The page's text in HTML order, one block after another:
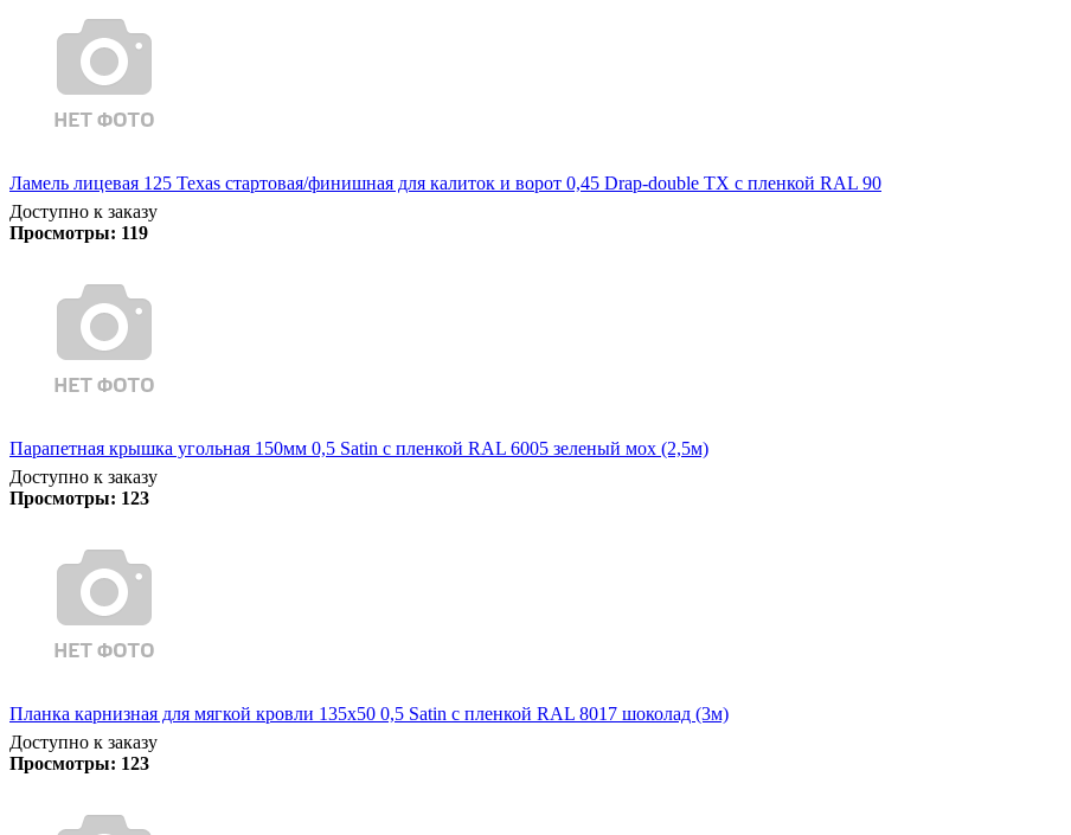
Ламель лицевая 125 Texas стартовая/финишная для калиток и ворот 0,45 Drap-double TX с пленкой RAL 90
Доступно к заказу
Просмотры: 119
Парапетная крышка угольная 150мм 0,5 Satin с пленкой RAL 6005 зеленый мох (2,5м)
Доступно к заказу
Просмотры: 123
Планка карнизная для мягкой кровли 135х50 0,5 Satin с пленкой RAL 8017 шоколад (3м)
Доступно к заказу
Просмотры: 123